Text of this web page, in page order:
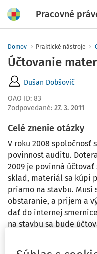
Pracovné
Domov Praktické nástroje
Účtovanie
Dušan Dobšovič
OAO ID: 83
Zodpovedané: 27. 3. 2011
Celé znenie otázky
V roku 2008 spoločnosť
povinnosť auditu.
2009 je povinná účtovať
sklad, materiál sa kúpi
priamo na stavbu. Musí
obstaranie, a prijem a
dať do internej
na stavbu sa bude